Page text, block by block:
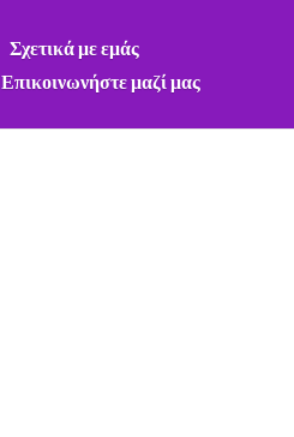
Σχετικά με εμάς
Επικοινωνήστε μαζί μας